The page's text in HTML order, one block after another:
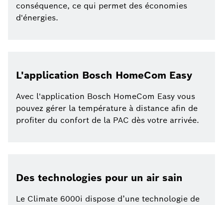
conséquence, ce qui permet des économies
d'énergies.
L'application Bosch HomeCom Easy
Avec l'application Bosch HomeCom Easy vous
pouvez gérer la température à distance afin de
profiter du confort de la PAC dès votre arrivée.
Des technologies pour un air sain
Le Climate 6000i dispose d’une technologie de